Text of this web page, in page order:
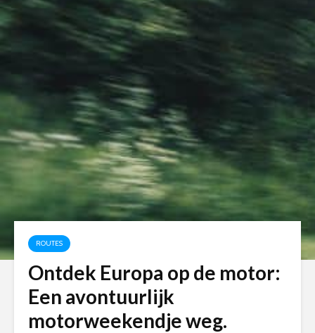
ROUTES
Ontdek Europa op de motor:
Een avontuurlijk
motorweekendje weg.